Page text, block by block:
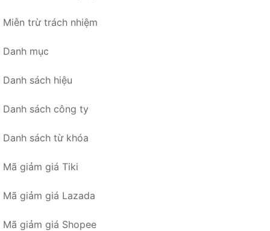
Miễn trừ trách nhiệm
Danh mục
Danh sách hiệu
Danh sách công ty
Danh sách từ khóa
Mã giảm giá Tiki
Mã giảm giá Lazada
Mã giảm giá Shopee